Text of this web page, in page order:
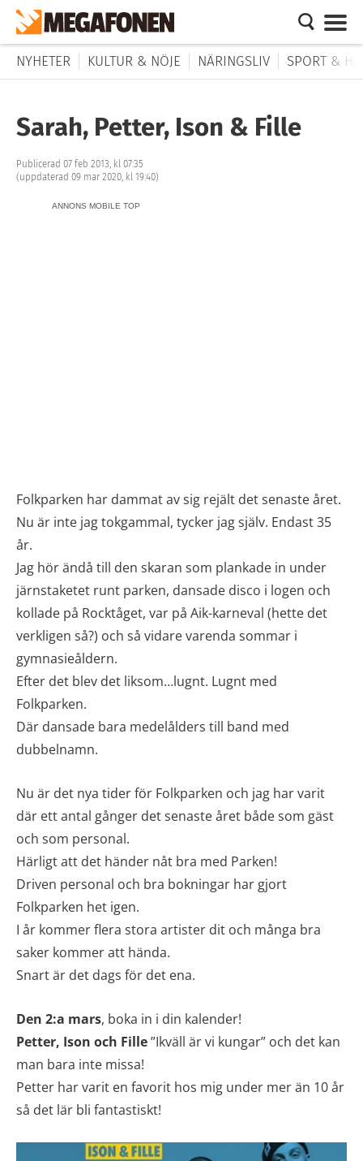
NYHETER KULTUR & NÖJE NÄRINGSLIV SPORT &
Sarah, Petter, Ison & Fille
Publicerad 07 feb 2013, kl 07:35
(uppdaterad 09 mar 2020, kl 19:40)
ANNONS MOBILE TOP
Folkparken har dammat av sig rejält det senaste året.
Nu är inte jag tokgammal, tycker jag själv. Endast 35
år.
Jag hör ändå till den skaran som plankade in under
järnstaketet runt parken, dansade disco i logen och
kollade på Rocktåget, var på Aik-karneval (hette det
verkligen så?) och så vidare varenda sommar i
gymnasieåldern.
Efter det blev det liksom…lugnt. Lugnt med
Folkparken.
Där dansade bara medelålders till band med
dubbelnamn.
Nu är det nya tider för Folkparken och jag har varit
där ett antal gånger det senaste året både som gäst
och som personal.
Härligt att det händer nåt bra med Parken!
Driven personal och bra bokningar har gjort
Folkparken het igen.
I år kommer flera stora artister dit och många bra
saker kommer att hända.
Snart är det dags för det ena.
Den 2:a mars, boka in i din kalender!
Petter, Ison och Fille”Ikväll är vi kungar” och det kan
man bara inte missa!
Petter har varit en favorit hos mig under mer än 10 år
så det lär bli fantastiskt!